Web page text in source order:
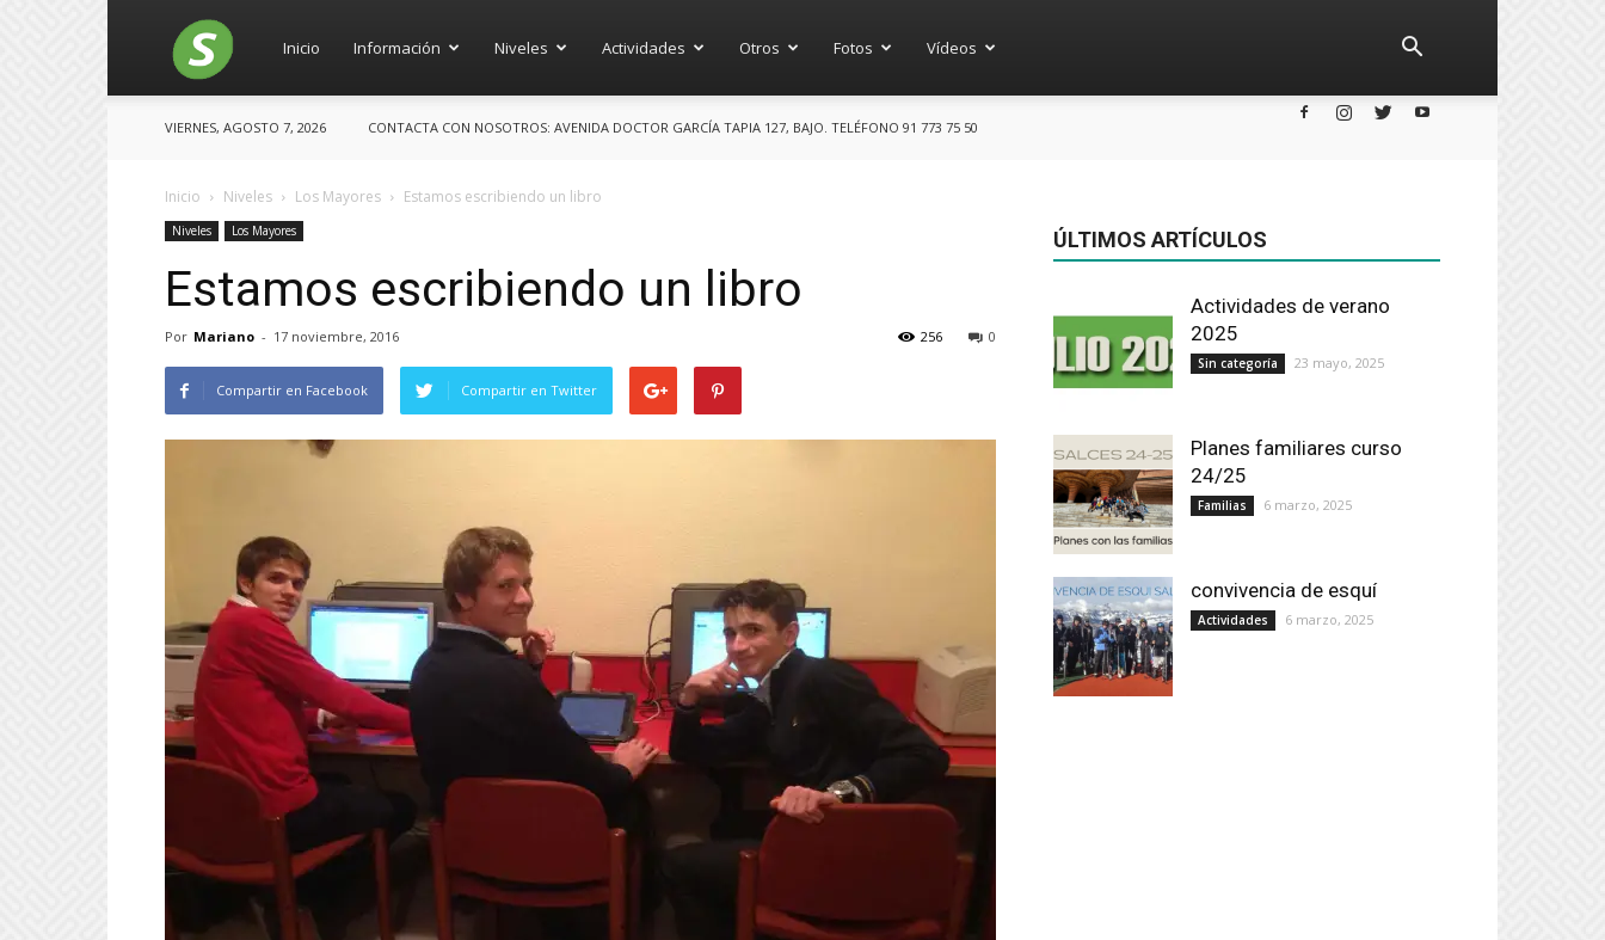
Salces
Inicio Información Niveles Actividades Otros Fotos Vídeos
VIERNES, AGOSTO 7, 2026 CONTACTA CON NOSOTROS: AVENIDA DOCTOR GARCÍA TAPIA 127, BAJO. TELÉFONO 91 773 75 50
Inicio Niveles Los Mayores Estamos escribiendo un libro
Niveles Los Mayores
Estamos escribiendo un libro
Por Mariano - 17 noviembre, 2016 0
256
Compartir en Facebook Compartir en Twitter
ÚLTIMOS ARTÍCULOS
Actividades de verano
2025
Sin categoría 23 mayo, 2025
Planes familiares curso
24/25
Familias 6 marzo, 2025
convivencia de esquí
Actividades 6 marzo, 2025